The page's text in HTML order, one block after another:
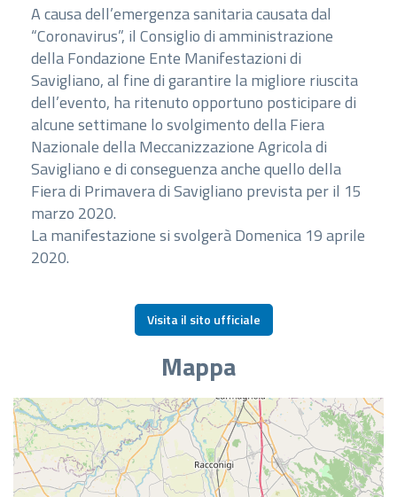
A causa dell’emergenza sanitaria causata dal
“Coronavirus”, il Consiglio di amministrazione
della Fondazione Ente Manifestazioni di
Savigliano, al fine di garantire la migliore riuscita
dell’evento, ha ritenuto opportuno posticipare di
alcune settimane lo svolgimento della Fiera
Nazionale della Meccanizzazione Agricola di
Savigliano e di conseguenza anche quello della
Fiera di Primavera di Savigliano prevista per il 15
marzo 2020.
La manifestazione si svolgerà Domenica 19 aprile
2020.
Visita il sito ufficiale
Mappa